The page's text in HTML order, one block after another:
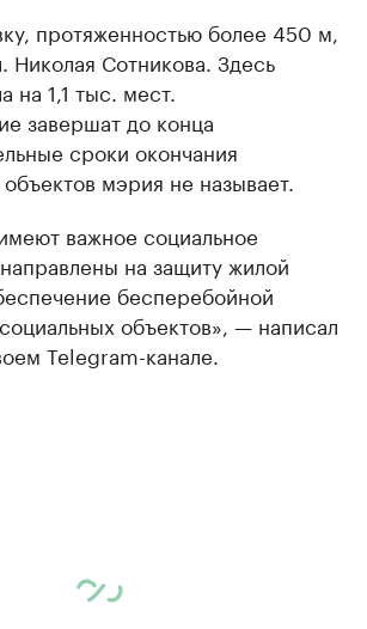
протяженностью более 450 м,
Николая Сотникова. Здесь
на 1,1 тыс. мест.
завершат до конца
сроки окончания
мэрия не называет.
важное социальное
на защиту жилой
бесперебойной
объектов», — написал
Telegram-канале.